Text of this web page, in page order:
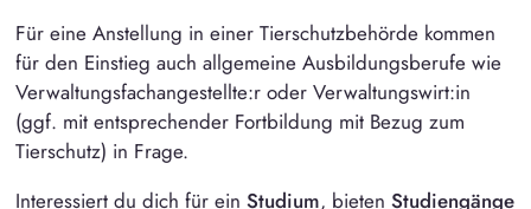
Für eine Anstellung in einer Tierschutzbehörde kommen
für den Einstieg auch allgemeine Ausbildungsberufe wie
Verwaltungsfachangestellte:r oder Verwaltungswirt:in
(ggf. mit entsprechender Fortbildung mit Bezug zum
Tierschutz) in Frage.
Interessiert du dich für ein Studium, bieten Studiengänge